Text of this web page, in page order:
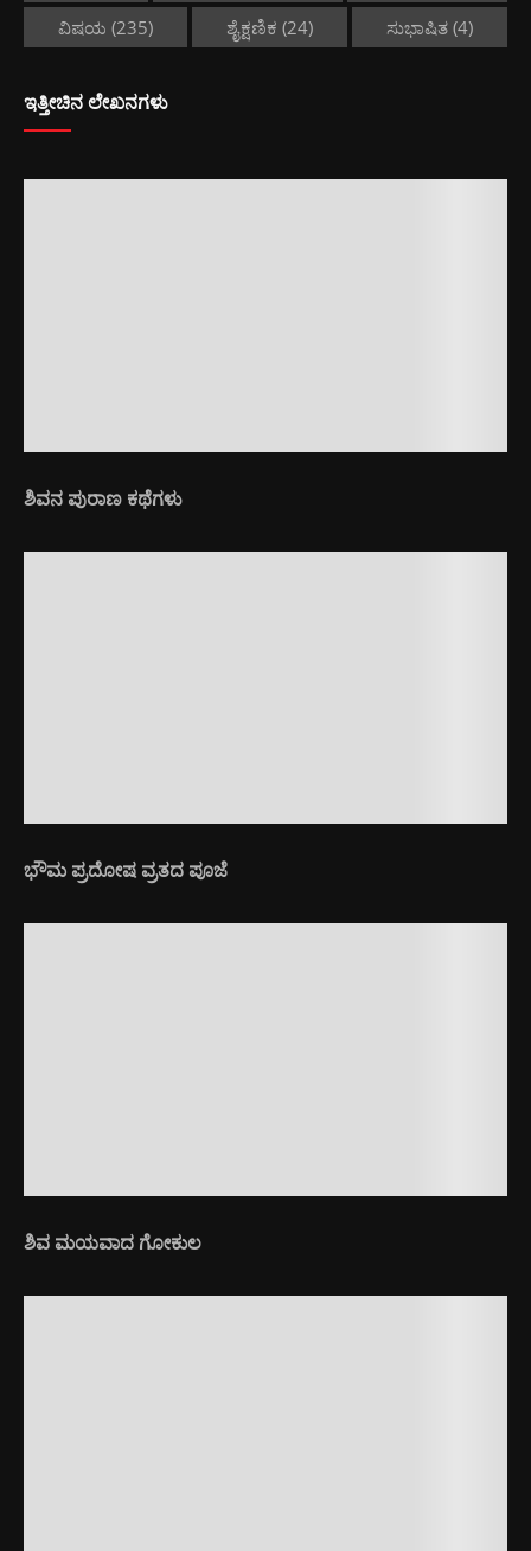
ವಿಷಯ (235) ಶೈಕ್ಷಣಿಕ (24) ಸುಭಾಷಿತ (4)
ಇತ್ತೀಚಿನ ಲೇಖನಗಳು
ಶಿವನ ಪುರಾಣ ಕಥೆಗಳು
ಭೌಮ ಪ್ರದೋಷ ವ್ರತದ ಪೂಜೆ
ಶಿವ ಮಯವಾದ ಗೋಕುಲ